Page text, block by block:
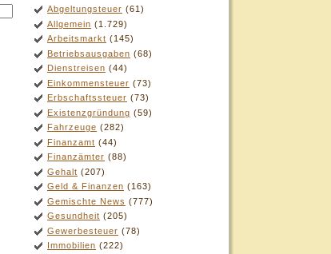
Abgeltungsteuer (61)
Allgemein (1.729)
Arbeitsmarkt (145)
Betriebsausgaben (68)
Dienstreisen (44)
Einkommensteuer (73)
Erbschaftssteuer (73)
Existenzgründung (59)
Fahrzeuge (282)
Finanzamt (44)
Finanzämter (88)
Gehalt (207)
Geld & Finanzen (163)
Gemischte News (777)
Gesundheit (205)
Gewerbesteuer (78)
Immobilien (222)